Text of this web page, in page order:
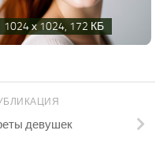
1024 х 1024, 172 КБ
девушек